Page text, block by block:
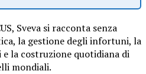
Sveva si racconta senza
la gestione degli infortuni, la
la costruzione quotidiana di
mondiali.